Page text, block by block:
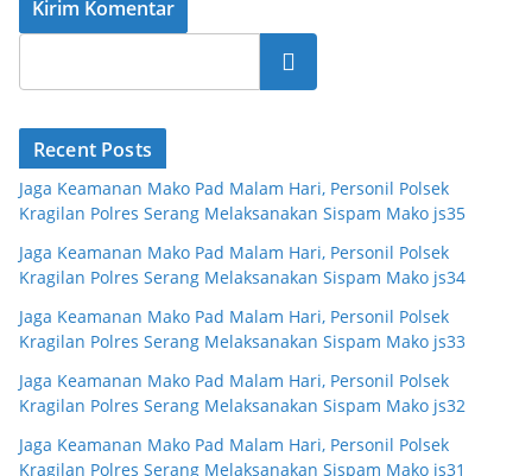
Cari
Recent Posts
Jaga Keamanan Mako Pad Malam Hari, Personil Polsek
Kragilan Polres Serang Melaksanakan Sispam Mako js35
Jaga Keamanan Mako Pad Malam Hari, Personil Polsek
Kragilan Polres Serang Melaksanakan Sispam Mako js34
Jaga Keamanan Mako Pad Malam Hari, Personil Polsek
Kragilan Polres Serang Melaksanakan Sispam Mako js33
Jaga Keamanan Mako Pad Malam Hari, Personil Polsek
Kragilan Polres Serang Melaksanakan Sispam Mako js32
Jaga Keamanan Mako Pad Malam Hari, Personil Polsek
Kragilan Polres Serang Melaksanakan Sispam Mako js31